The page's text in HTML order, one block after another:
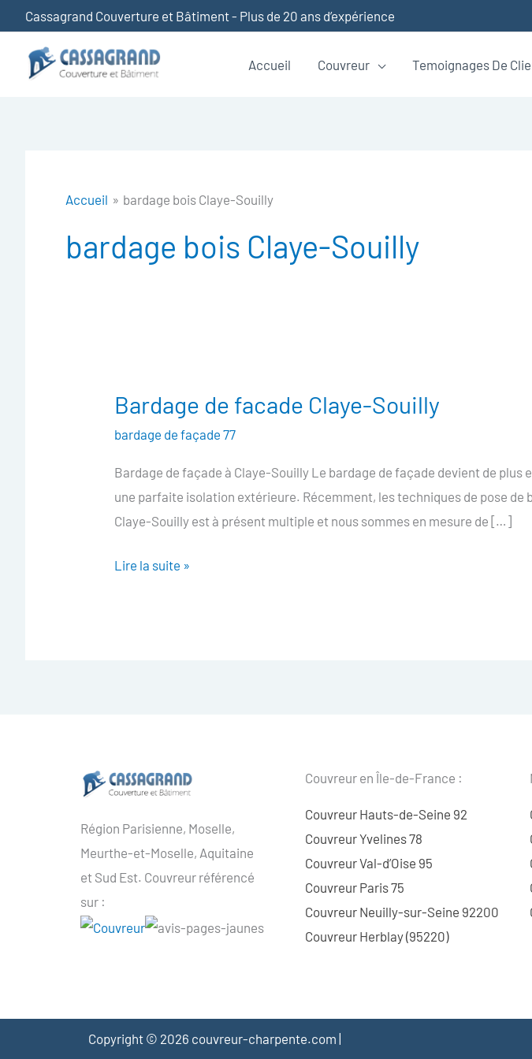
au
contenu
Cassagrand Couverture et Bâtiment - Plus de 20 ans d’expérience
Accueil Couvreur Temoignages De
Accueil bardage bois Claye-Souilly
bardage bois Claye-Souilly
Bardage de facade Claye-Souilly
bardage de façade 77
Bardage de façade à Claye-Souilly Le bardage de façade devient de
une parfaite isolation extérieure. Récemment, les techniques de pose
Claye-Souilly est à présent multiple et nous sommes en mesure de […]
Bardage
Claye-
Souilly
Lire la suite »
Région Parisienne, Moselle,
Meurthe-et-Moselle, Aquitaine
et Sud Est. Couvreur référencé
sur :
Couvreur en Île-de-France :
Couvreur Hauts-de-Seine 92
Couvreur Yvelines 78
Couvreur Val-d’Oise 95
Couvreur Paris 75
Couvreur Neuilly-sur-Seine 92200
Couvreur Herblay (95220)
Copyright © 2026 couvreur-charpente.com |